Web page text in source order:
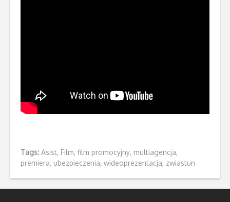
Tags: Asist, Film, film promocyjny, multiagencja,
premiera, ubezpieczenia, wideoprezentacja, zwiastun